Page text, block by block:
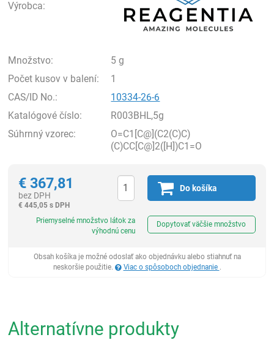
Výrobca:
Množstvo:
5 g
Počet kusov v balení:
1
CAS/ID No.:
10334-26-6
Katalógové číslo:
R003BHL,5g
Súhrnný vzorec:
O=C1[C@](C2(C)C)
(C)CC[C@]2([H])C1=O
€ 367,81
bez DPH
€ 445,05 s DPH
Do košíka
Priemyselné množstvo látok za
výhodnú cenu
Dopytovať väčšie množstvo
Obsah košíka je možné odoslať ako objednávku alebo stiahnuť na
neskoršie použitie.
Viac o spôsoboch objednanie .
Alternatívne produkty